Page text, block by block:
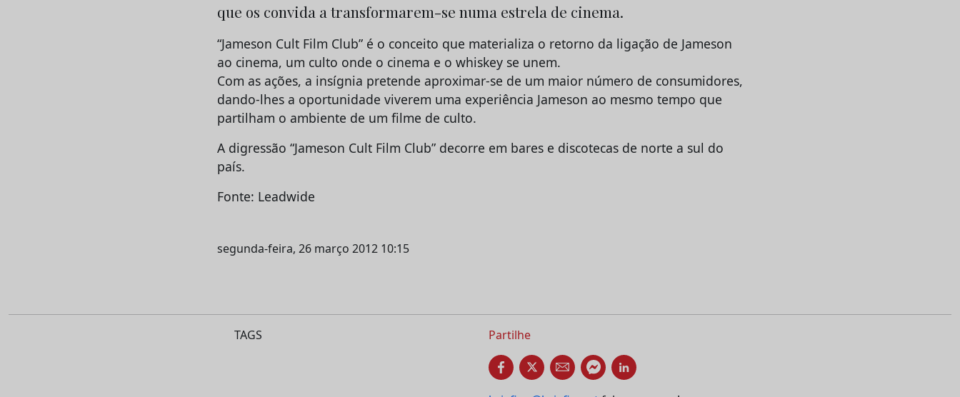
que os convida a transformarem-se numa estrela de cinema.
“Jameson Cult Film Club” é o conceito que materializa o retorno da ligação de Jameson
ao cinema, um culto onde o cinema e o whiskey se unem.
Com as ações, a insígnia pretende aproximar-se de um maior número de consumidores,
dando-lhes a oportunidade viverem uma experiência Jameson ao mesmo tempo que
partilham o ambiente de um filme de culto.
A digressão “Jameson Cult Film Club” decorre em bares e discotecas de norte a sul do
país.
Fonte: Leadwide
segunda-feira, 26 março 2012 10:15
TAGS Partilhe